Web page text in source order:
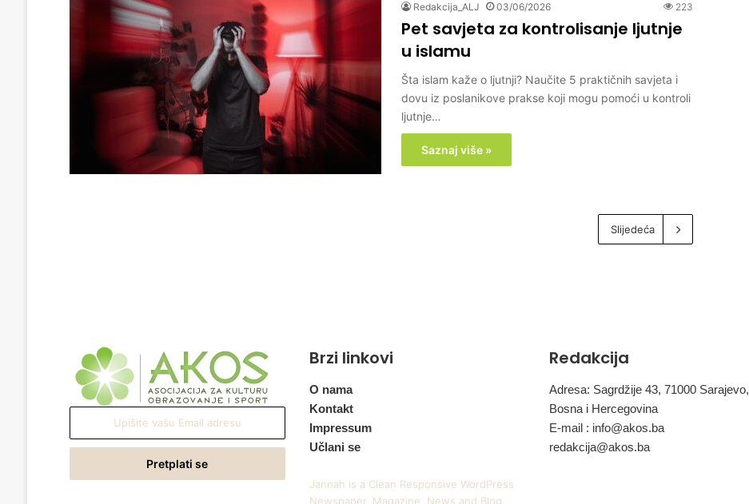
Redakcija_ALJ 03/06/2026 223
Pet savjeta za kontrolisanje ljutnje
u islamu
Šta islam kaže o ljutnji? Naučite 5 praktičnih savjeta i
dovu iz poslanikove prakse koji mogu pomoći u kontroli
ljutnje…
Saznaj više »
Slijedeća
Email
Brzi linkovi
O nama
Kontakt
Impressum
Učlani se
Jannah is a Clean Responsive WordPress
Newspaper, Magazine, News and Blog
Redakcija
Adresa: Sagrdžije 43, 71000 Sarajevo,
Bosna i Hercegovina
E-mail : info@akos.ba
redakcija@akos.ba